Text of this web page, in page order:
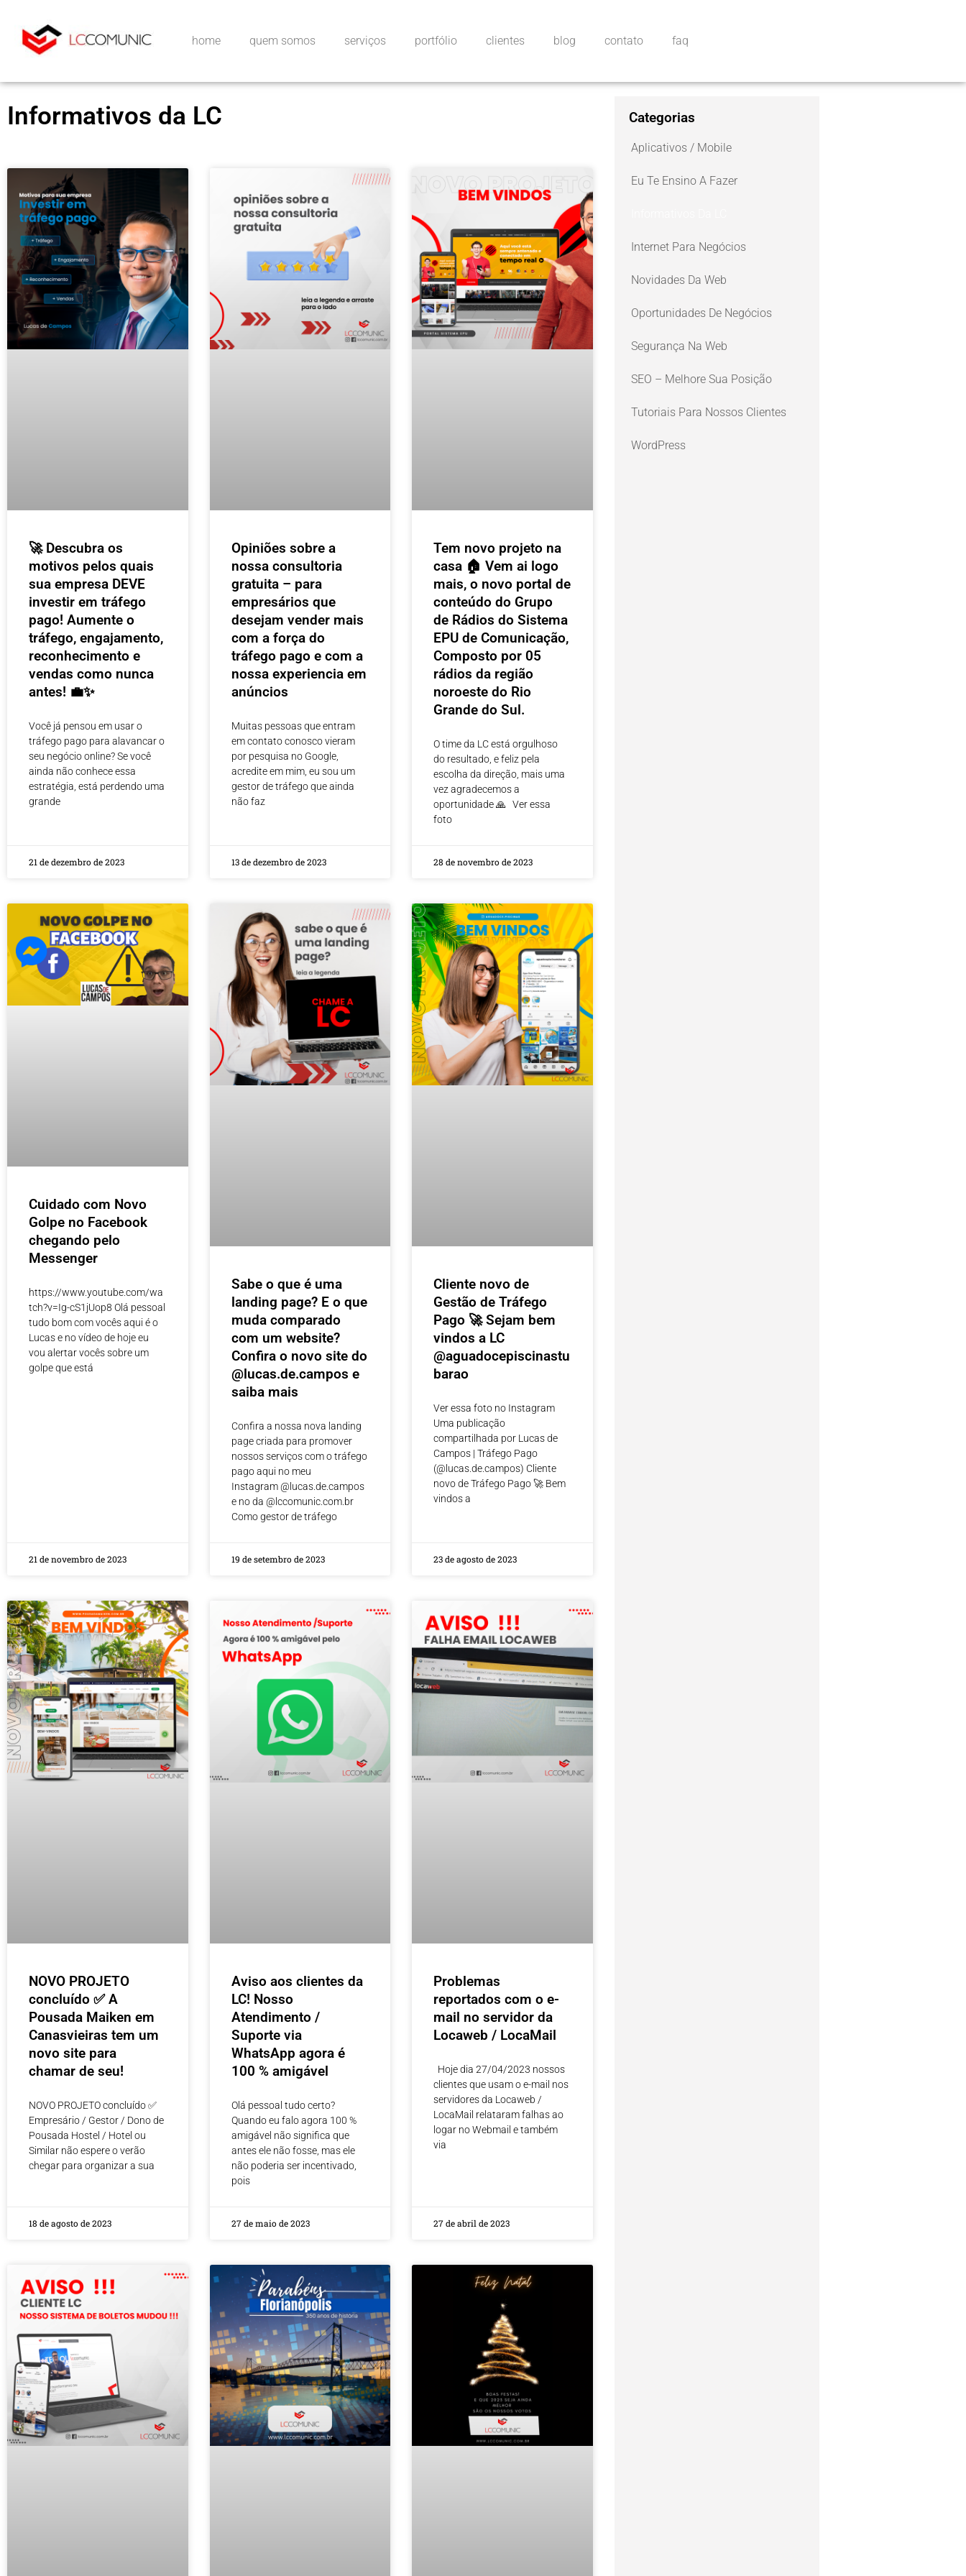
home quem somos serviços portfólio clientes blog contato faq
Informativos da LC
🚀 Descubra os
motivos pelos quais
sua empresa DEVE
investir em tráfego
pago! Aumente o
tráfego, engajamento,
reconhecimento e
vendas como nunca
antes! 💼✨
Você já pensou em usar o
tráfego pago para alavancar o
seu negócio online? Se você
ainda não conhece essa
estratégia, está perdendo uma
grande
21 de dezembro de 2023
Opiniões sobre a
nossa consultoria
gratuita – para
empresários que
desejam vender mais
com a força do
tráfego pago e com a
nossa experiencia em
anúncios
Muitas pessoas que entram
em contato conosco vieram
por pesquisa no Google,
acredite em mim, eu sou um
gestor de tráfego que ainda
não faz
13 de dezembro de 2023
Tem novo projeto na
casa 🏠 Vem ai logo
mais, o novo portal de
conteúdo do Grupo
de Rádios do Sistema
EPU de Comunicação,
Composto por 05
rádios da região
noroeste do Rio
Grande do Sul.
O time da LC está orgulhoso
do resultado, e feliz pela
escolha da direção, mais uma
vez agradecemos a
oportunidade 🙏 Ver essa
foto
28 de novembro de 2023
Cuidado com Novo
Golpe no Facebook
chegando pelo
Messenger
https://www.youtube.com/wa
tch?v=Ig-cS1jUop8 Olá pessoal
tudo bom com vocês aqui é o
Lucas e no vídeo de hoje eu
vou alertar vocês sobre um
golpe que está
21 de novembro de 2023
Sabe o que é uma
landing page? E o que
muda comparado
com um website?
Confira o novo site do
@lucas.de.campos e
saiba mais
Confira a nossa nova landing
page criada para promover
nossos serviços com o tráfego
pago aqui no meu
Instagram @lucas.de.campos
e no da @lccomunic.com.br
Como gestor de tráfego
19 de setembro de 2023
Cliente novo de
Gestão de Tráfego
Pago 🚀 Sejam bem
vindos a LC
@aguadocepiscinastu
barao
Ver essa foto no Instagram
Uma publicação
compartilhada por Lucas de
Campos | Tráfego Pago
(@lucas.de.campos) Cliente
novo de Tráfego Pago 🚀 Bem
vindos a
23 de agosto de 2023
NOVO PROJETO
concluído ✅ A
Pousada Maiken em
Canasvieiras tem um
novo site para
chamar de seu!
NOVO PROJETO concluído ✅
Empresário / Gestor / Dono de
Pousada Hostel / Hotel ou
Similar não espere o verão
chegar para organizar a sua
18 de agosto de 2023
Aviso aos clientes da
LC! Nosso
Atendimento /
Suporte via
WhatsApp agora é
100 % amigável
Olá pessoal tudo certo?
Quando eu falo agora 100 %
amigável não significa que
antes ele não fosse, mas ele
não poderia ser incentivado,
pois
27 de maio de 2023
Problemas
reportados com o e-
mail no servidor da
Locaweb / LocaMail
Hoje dia 27/04/2023 nossos
clientes que usam o e-mail nos
servidores da Locaweb /
LocaMail relataram falhas ao
logar no Webmail e também
via
27 de abril de 2023
Categorias
Aplicativos / Mobile
Eu Te Ensino A Fazer
Internet Para Negócios
Novidades Da Web
Oportunidades De Negócios
Segurança Na Web
SEO – Melhore Sua Posição
Tutoriais Para Nossos Clientes
WordPress